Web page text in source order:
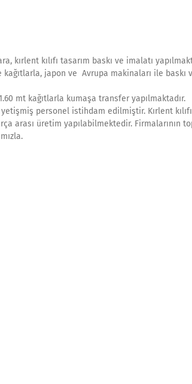
kılıfı tasarım baskı ve imalatı
kağıtlarla, japon ve Avrupa makinaları ile baskı
mt kağıtlarla kumaşa transfer yapılmaktadır.
personel istihdam edilmiştir. Kırlent kılıfı
arası üretim yapılabilmektedir. Firmalarının